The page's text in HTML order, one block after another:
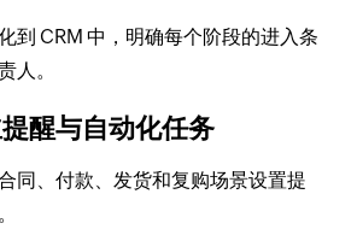
到 CRM 中，明确每个阶段的进入条
人。
醒与自动化任务
同、付款、发货和复购场景设置提